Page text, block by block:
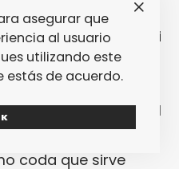
a partir de la
Es difícil decidir si
en el conjunto,
que temáticamente
respecto al
tiene todo el
coda que sirve
asegurar que
al usuario
utilizando este
estás de acuerdo.